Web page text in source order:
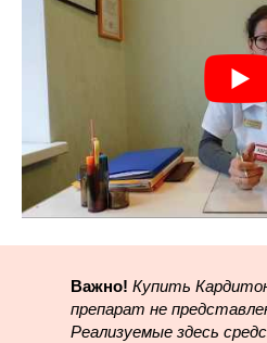
Важно! Купить
препарат не
Реализуемые здесь